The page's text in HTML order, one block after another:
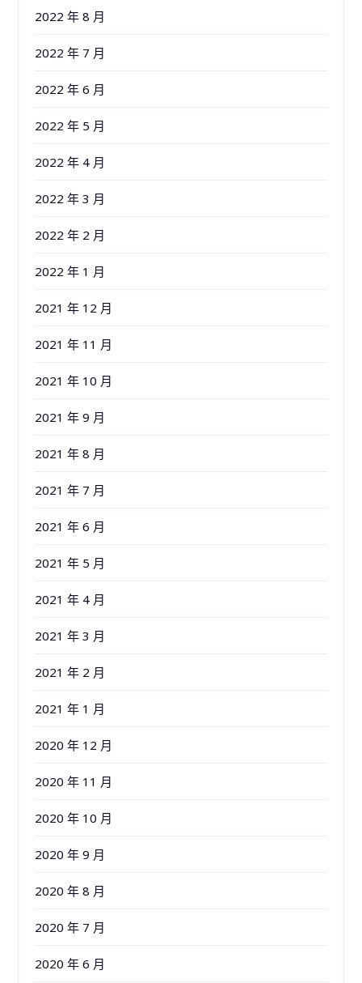
2022 年 8 月
2022 年 7 月
2022 年 6 月
2022 年 5 月
2022 年 4 月
2022 年 3 月
2022 年 2 月
2022 年 1 月
2021 年 12 月
2021 年 11 月
2021 年 10 月
2021 年 9 月
2021 年 8 月
2021 年 7 月
2021 年 6 月
2021 年 5 月
2021 年 4 月
2021 年 3 月
2021 年 2 月
2021 年 1 月
2020 年 12 月
2020 年 11 月
2020 年 10 月
2020 年 9 月
2020 年 8 月
2020 年 7 月
2020 年 6 月